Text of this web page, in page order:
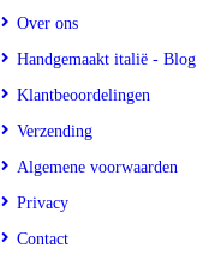
Over ons
Handgemaakt italië - Blog
Klantbeoordelingen
Verzending
Algemene voorwaarden
Privacy
Contact